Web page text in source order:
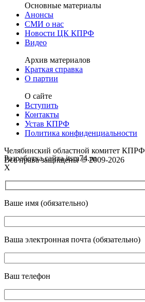
Основные материалы
Анонсы
СМИ о нас
Новости ЦК КПРФ
Видео
Архив материалов
Краткая справка
О партии
О сайте
Вступить
Контакты
Устав КПРФ
Политика конфиденциальности
Челябинский областной комитет КПРФ
Все права защищены © 2009-2026
Разработка сайта itsm74.ru
X
Ваше имя (обязательно)
Ваша электронная почта (обязательно)
Ваш телефон